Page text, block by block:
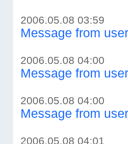
2006.05.08 03:59
Message from
2006.05.08 04:00
Message from
2006.05.08 04:00
Message from
2006.05.08 04:01